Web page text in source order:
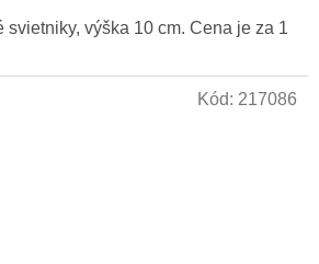
svietniky, výška 10 cm. Cena je za 1
Kód: 217086